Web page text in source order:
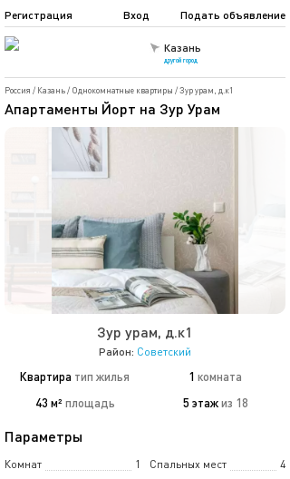
Казань
другой город
Подать объявление
Регистрация Вход
Россия / Казань/ Однокомнатные квартиры /Зур урам, д.к1
Апартаменты Йорт на Зур Урам
Зур урам, д.к1
Район: Советский
Квартира тип жилья 1 комната
43 м² площадь 5 этаж из 18
Параметры
Комнат 1 Спальных мест
4